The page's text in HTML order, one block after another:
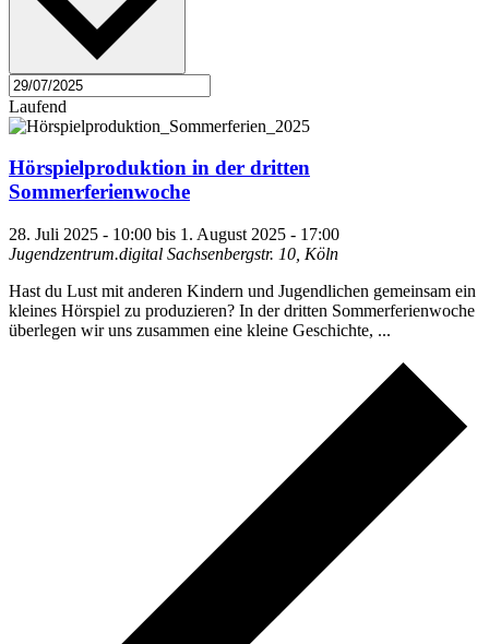
Laufend
Hörspielproduktion in der dritten
Sommerferienwoche
28. Juli 2025 - 10:00 bis 1. August 2025 - 17:00
Jugendzentrum.digital Sachsenbergstr. 10, Köln
Hast du Lust mit anderen Kindern und Jugendlichen gemeinsam ein
kleines Hörspiel zu produzieren? In der dritten Sommerferienwoche
überlegen wir uns zusammen eine kleine Geschichte, ...